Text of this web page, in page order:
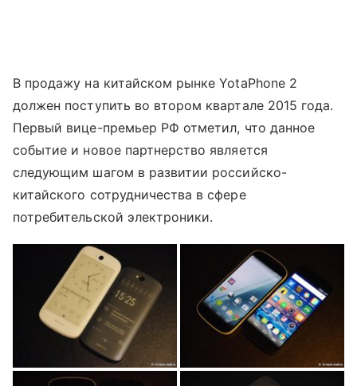
В продажу на китайском рынке YotaPhone 2
должен поступить во втором квартале 2015 года.
Первый вице-премьер РФ отметил, что данное
событие и новое партнерство является
следующим шагом в развитии российско-
китайского сотрудничества в сфере
потребительской электроники.